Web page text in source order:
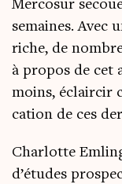
Mer­co­sur
semaines. Avec
riche, de
à pro­pos de cet
moins, éclair­cir
ca­tion de ces
Char­lotte
d’études